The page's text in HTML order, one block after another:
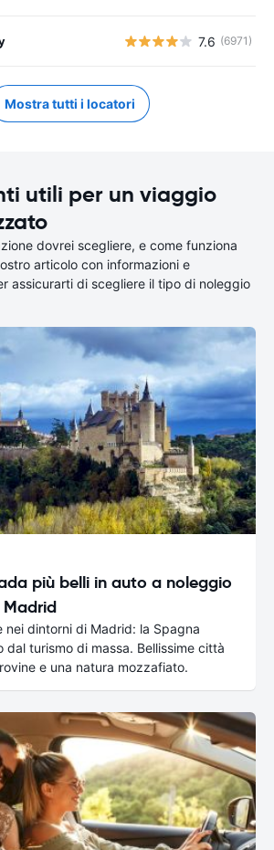
7.6 (6971)
Mostra tutti i locatori
utili per un viaggio
dovrei scegliere, e come funziona
articolo con informazioni e
assicurarti di scegliere il tipo di noleggio
più belli in auto a noleggio
nei dintorni di Madrid: la Spagna
dal turismo di massa. Bellissime città
e una natura mozzafiato.